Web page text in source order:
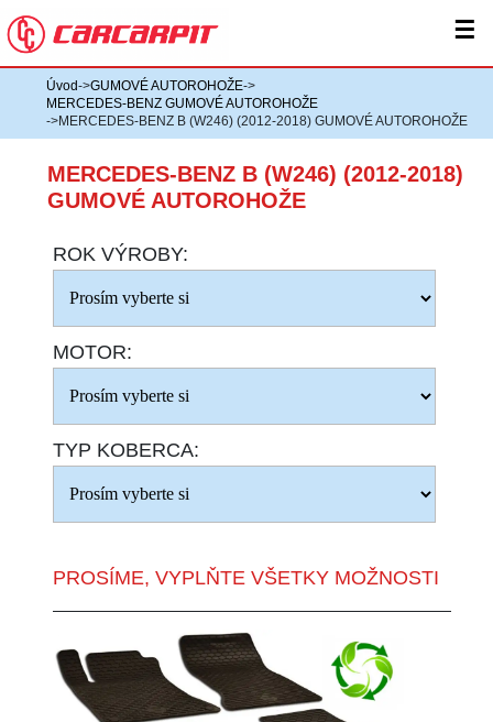
☰
Úvod->GUMOVÉ AUTOROHOŽE->
MERCEDES-BENZ GUMOVÉ AUTOROHOŽE
->MERCEDES-BENZ B (W246) (2012-2018) GUMOVÉ AUTOROHOŽE
MERCEDES-BENZ B (W246) (2012-2018)
GUMOVÉ AUTOROHOŽE
ROK VÝROBY:
MOTOR:
TYP KOBERCA:
PROSÍME, VYPLŇTE VŠETKY MOŽNOSTI